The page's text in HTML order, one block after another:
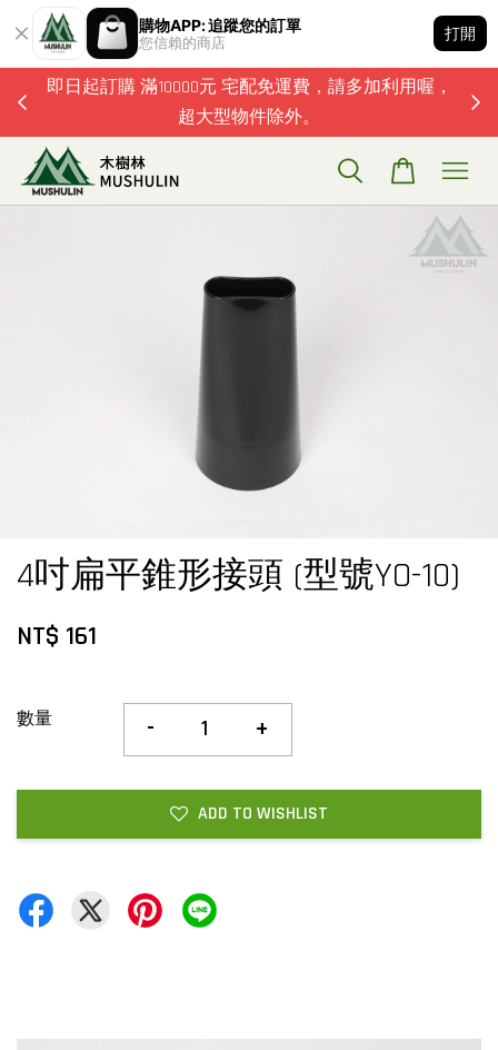
購物APP: 追蹤您的訂單
您信賴的商店
打開
即日起訂購 滿10000元 宅配免運費，請多加利用喔，
超大型物件除外。
4吋扁平錐形接頭 (型號YO-10)
NT$ 161
數量 - +
ADD TO WISHLIST